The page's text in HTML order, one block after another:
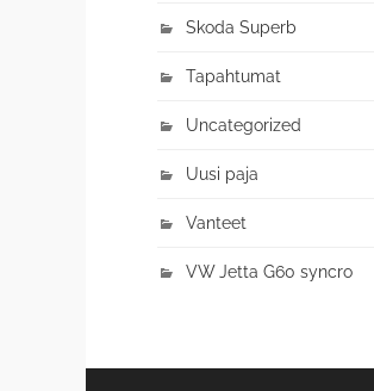
Skoda Superb
Tapahtumat
Uncategorized
Uusi paja
Vanteet
VW Jetta G60 syncro